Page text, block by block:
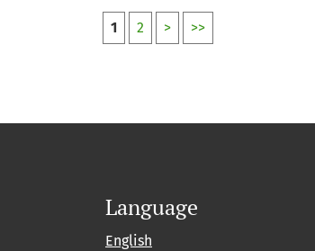
1 2 > >>
Language
English